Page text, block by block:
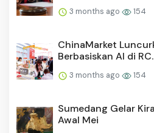
3 months ago 154
ChinaMarket
Berbasiskan AI di
3 months ago 154
Sumedang Gelar
Awal Mei